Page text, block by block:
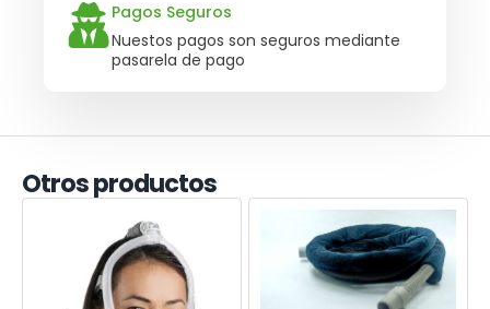
Pagos Seguros
Nuestos pagos son seguros mediante
pasarela de pago
Otros productos